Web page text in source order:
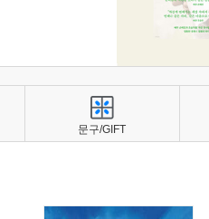
문구/GIFT